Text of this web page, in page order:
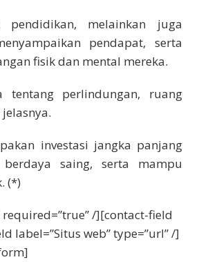
melainkan juga
pendapat, serta
fisik dan mental mereka.
perlindungan, ruang
investasi jangka panjang
saing, serta mampu
(*)
/][contact-field
label=”Situs web” type=”url” /]